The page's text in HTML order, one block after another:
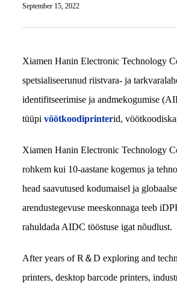
September 15, 2022
Xiamen Hanin Electronic Technology
spetsialiseerunud riistvara- ja
identifitseerimise ja andmekogumise
tüüpivöötkoodiprinterid,
Xiamen Hanin Electronic Technology
rohkem kui 10-aastane kogemus ja
head saavutused kodumaisel ja
arendustegevuse meeskonnaga teeb
rahuldada AIDC tööstuse igat nõudlust.
After years of R＆D exploring and
printers, desktop barcode printers,